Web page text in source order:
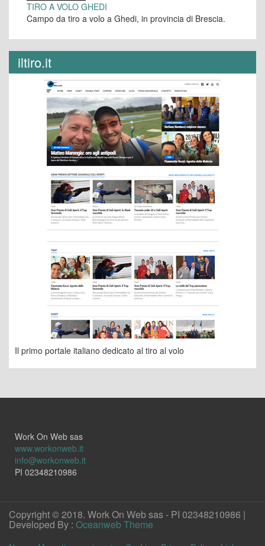
TIRO A VOLO GHEDI
Campo da tiro a volo a Ghedi, in provincia di Brescia.
iltiro.it
Il primo portale italiano dedicato al tiro al volo
Work On Web sas
www.workonweb.it
info@workonweb.it
PI 02348210986
Copyright © 2018. Work On Web sas - PI 02348210986 |
Developed By : Oceanweb Theme